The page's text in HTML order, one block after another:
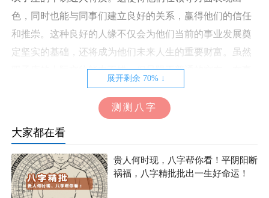
色，同时也能与同事们建立良好的关系，赢得他们的信任
和推崇。这种良好的人缘不仅会为他们当前的事业发展奠
定坚实的基础，还将成为他们未来人生的重要财富。虽然
双子座的人际交往能力不错，但只限于普通的交友。在事
业合作方面，属鸡的双子座则更具有亲和力和说服力，能
够让人产生信任感，轻松愉悦地完成任务，这也是他们才
尊重。
展开剩余 70% ↓
测测八字
大家都在看
贵人何时现，八字帮你看！平阴阳断
祸福，八字精批批出一生好命运！